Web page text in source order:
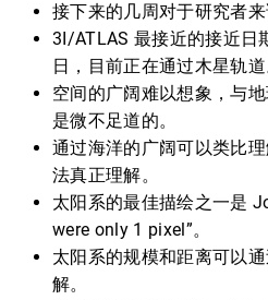
接下来的几周对于研究者来
3I/ATLAS 最接近的接近日
日，目前正在通过木星轨道
空间的广阔难以想象，与
是微不足道的。
通过海洋的广阔可以类比
法真正理解。
太阳系的最佳描绘之一是
were only 1 pixel”。
太阳系的规模和距离可以
解。